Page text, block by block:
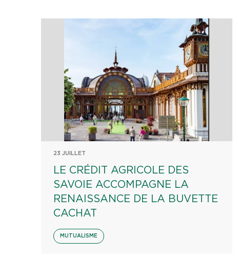
23 JUILLET
LE CRÉDIT AGRICOLE DES
SAVOIE ACCOMPAGNE LA
RENAISSANCE DE LA BUVETTE
CACHAT
MUTUALISME